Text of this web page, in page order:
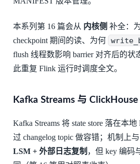
本系列第 16 篇会从 内核侧 补全：
checkpoint 期间的读、为何
flush 线程数影响 barrier 对齐后的状
此重复 Flink 运行时调度全文。
Kafka Streams 与 ClickHouse
Kafka Streams 将 state store 落在本
过 changelog topic 做容错；机制上
LSM + 外部日志复制 ，但 key 编码